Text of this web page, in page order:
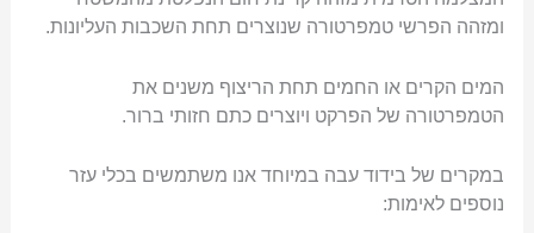
ומזהה הפרשי טמפרטורה שנוצרים תחת השכבות העליונות.
המים הקרים או החמים תחת הריצוף משנים את
הטמפרטורה של הפרקט ויוצרים כתם חזותי ברור.
במקרים של בידוד עבה במיוחד אנו משתמשים בכלי עזר
נוספים לאימות: